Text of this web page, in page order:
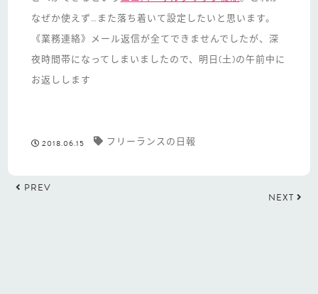
なぜか使えず…また落ち着いて設定したいと思います。
《業務連絡》メール返信が全てできませんでしたが、深
夜時間帯になってしまいましたので、明日(土)の午前中に
お返しします
2018.06.15 フリーランスの日報
PREV
NEXT